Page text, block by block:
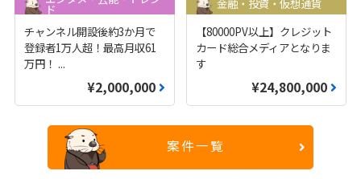
ド
チャンネル開設後約3か月で
登録者1万人超！最高月収61
万円！ ...
¥2,000,000
金融・投資・仮想通貨
【80000PV以上】クレジット
カード総合メディアとなりま
す
¥24,800,000
案件一覧